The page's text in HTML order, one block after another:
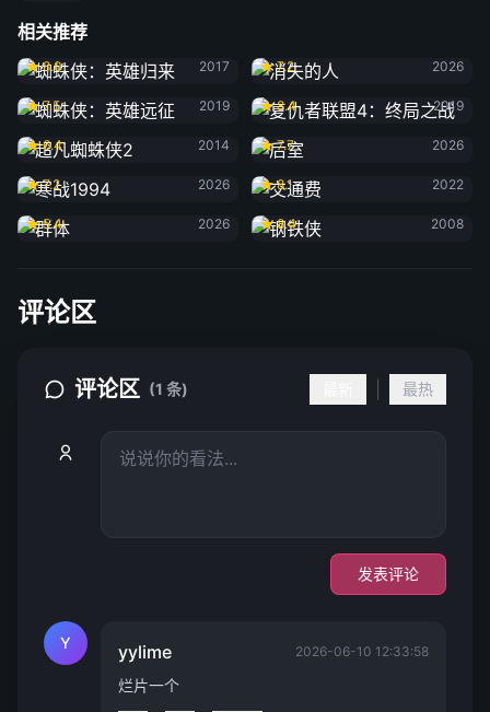
相关推荐
蜘蛛侠：英雄归来
8.0
2017
7.2
2026
蜘蛛侠：英雄远征
7.5
2019
复仇者联盟4：终局之战
8.4
2019
超凡蜘蛛侠2
6.4
2014
后室
7.7
2026
寒战1994
7.2
2026
交通费
8.1
2022
群体
5.4
2026
钢铁侠
8.4
2008
评论区
评论区 (1 条) 最热
发表评论
Y yylime 2026-06-10 12:33:58
烂片一个